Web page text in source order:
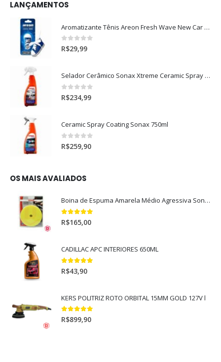
LANÇAMENTOS
Aromatizante Tênis Areon Fresh Wave New Car / Carro Novo
0out of 5
R$29,99
Selador Cerâmico Sonax Xtreme Ceramic Spray + Seal (750ml)
0out of 5
R$234,99
Ceramic Spray Coating Sonax 750ml
0 out of 5
R$259,90
OS MAIS AVALIADOS
Boina de Espuma Amarela Médio Agressiva Sonax (5")
5.00out of 5
R$165,00
CADILLAC APC INTERIORES 650ML
5.00out of 5
R$43,90
KERS POLITRIZ ROTO ORBITAL 15MM GOLD 127V l
5.00out of 5
R$899,90